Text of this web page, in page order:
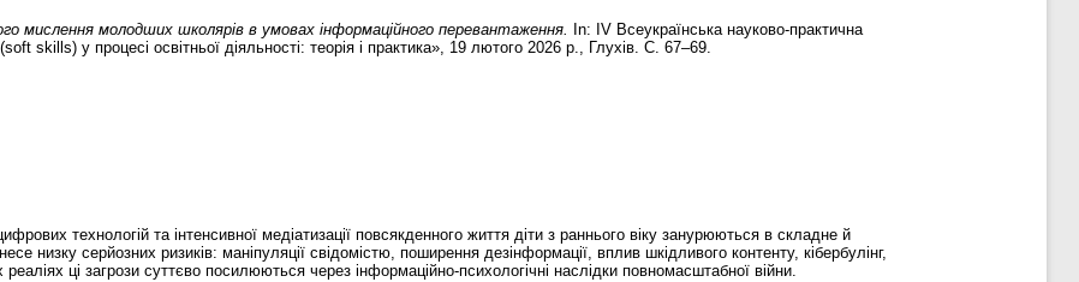
мислення молодших школярів в умовах інформаційного перевантаження.
In: ІV Всеукраїнська науково-практична
skills) у процесі освітньої діяльності: теорія і практика», 19 лютого 2026 р., Глухів. С. 67–69.
технологій та інтенсивної медіатизації повсякденного життя діти з раннього віку занурюються в складне й
низку серйозних ризиків: маніпуляції свідомістю, поширення дезінформації, вплив шкідливого контенту, кібербулінг,
ці загрози суттєво посилюються через інформаційно-психологічні наслідки повномасштабної війни.